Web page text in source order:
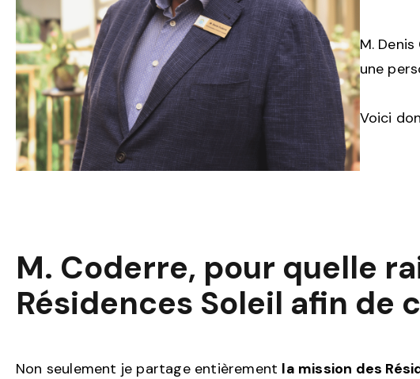
M.
une
Voici
M. Coderre, pour quelle
Résidences Soleil afin de
Non seulement je partage entièrement la mission des